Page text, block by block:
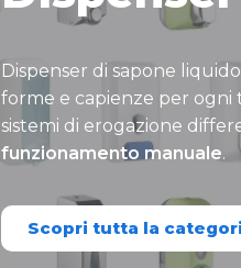
Dispenser di sapone
forme e capienze per ogni
sistemi di erogazione
funzionamento manuale.
Scopri tutta la